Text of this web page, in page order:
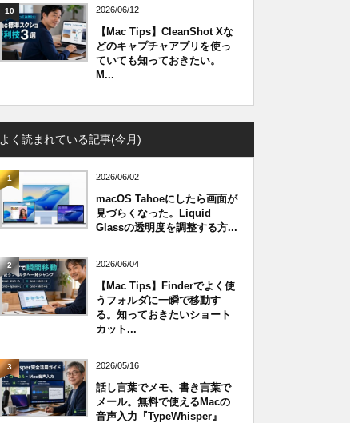
10 2026/06/12
【Mac Tips】CleanShot Xな
どのキャプチャアプリを使っ
ていても知っておきたい。
M...
よく読まれている記事(今月)
1 2026/06/02
macOS Tahoeにしたら画面が
見づらくなった。Liquid
Glassの透明度を調整する方...
2 2026/06/04
【Mac Tips】Finderでよく使
うフォルダに一瞬で移動す
る。知っておきたいショート
カット...
3 2026/05/16
話し言葉でメモ、書き言葉で
メール。無料で使えるMacの
音声入力『TypeWhisper』